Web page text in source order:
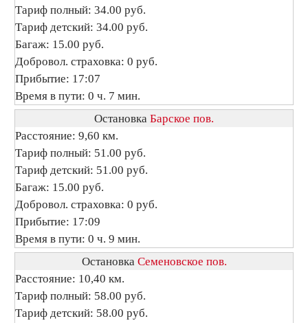
Тариф полный: 34.00 руб.
Тариф детский: 34.00 руб.
Багаж: 15.00 руб.
Добровол. страховка: 0 руб.
Прибытие: 17:07
Время в пути: 0 ч. 7 мин.
Остановка Барское пов.
Расстояние: 9,60 км.
Тариф полный: 51.00 руб.
Тариф детский: 51.00 руб.
Багаж: 15.00 руб.
Добровол. страховка: 0 руб.
Прибытие: 17:09
Время в пути: 0 ч. 9 мин.
Остановка Семеновское пов.
Расстояние: 10,40 км.
Тариф полный: 58.00 руб.
Тариф детский: 58.00 руб.